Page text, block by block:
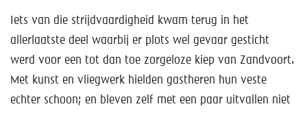
Iets van die strijdvaardigheid kwam terug in het
allerlaatste deel waarbij er plots wel gevaar gesticht
werd voor een tot dan toe zorgeloze kiep van Zandvoort.
Met kunst en vliegwerk hielden gastheren hun veste
echter schoon; en bleven zelf met een paar uitvallen niet